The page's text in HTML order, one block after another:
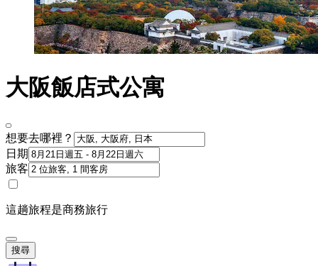
大阪飯店式公寓
想要去哪裡？
日期
旅客
這趟旅程是商務旅行
搜尋